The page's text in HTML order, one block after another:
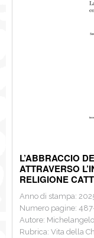
L’ABBRACCIO
ATTRAVERSO
RELIGIONE
Anno di stampa:
Numero pagine:
Autore:
Rubrica: Vita della